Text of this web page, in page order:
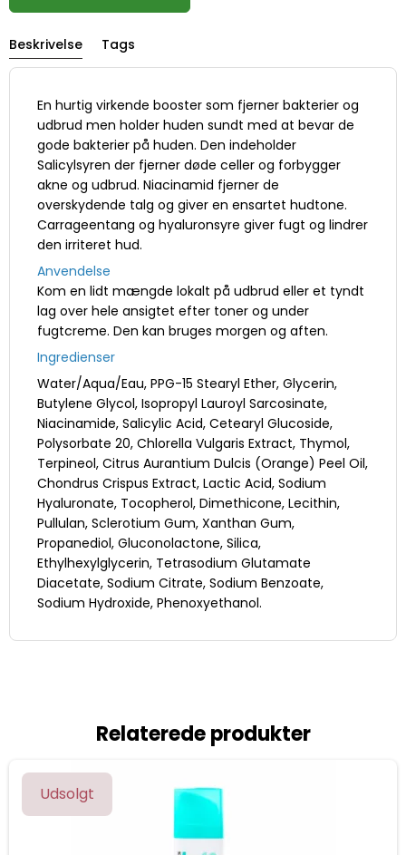
Beskrivelse Tags
En hurtig virkende booster som fjerner bakterier og
udbrud men holder huden sundt med at bevar de
gode bakterier på huden. Den indeholder
Salicylsyren der fjerner døde celler og forbygger
akne og udbrud. Niacinamid fjerner de
overskydende talg og giver en ensartet hudtone.
Carrageentang og hyaluronsyre giver fugt og lindrer
den irriteret hud.
Anvendelse
Kom en lidt mængde lokalt på udbrud eller et tyndt
lag over hele ansigtet efter toner og under
fugtcreme. Den kan bruges morgen og aften.
Ingredienser
Water/Aqua/Eau, PPG-15 Stearyl Ether, Glycerin,
Butylene Glycol, Isopropyl Lauroyl Sarcosinate,
Niacinamide, Salicylic Acid, Cetearyl Glucoside,
Polysorbate 20, Chlorella Vulgaris Extract, Thymol,
Terpineol, Citrus Aurantium Dulcis (Orange) Peel Oil,
Chondrus Crispus Extract, Lactic Acid, Sodium
Hyaluronate, Tocopherol, Dimethicone, Lecithin,
Pullulan, Sclerotium Gum, Xanthan Gum,
Propanediol, Gluconolactone, Silica,
Ethylhexylglycerin, Tetrasodium Glutamate
Diacetate, Sodium Citrate, Sodium Benzoate,
Sodium Hydroxide, Phenoxyethanol.
Relaterede produkter
Udsolgt